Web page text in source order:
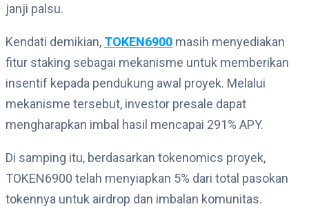
janji palsu.
Kendati demikian, TOKEN6900 masih menyediakan
fitur staking sebagai mekanisme untuk memberikan
insentif kepada pendukung awal proyek. Melalui
mekanisme tersebut, investor presale dapat
mengharapkan imbal hasil mencapai 291% APY.
Di samping itu, berdasarkan tokenomics proyek,
TOKEN6900 telah menyiapkan 5% dari total pasokan
tokennya untuk airdrop dan imbalan komunitas.